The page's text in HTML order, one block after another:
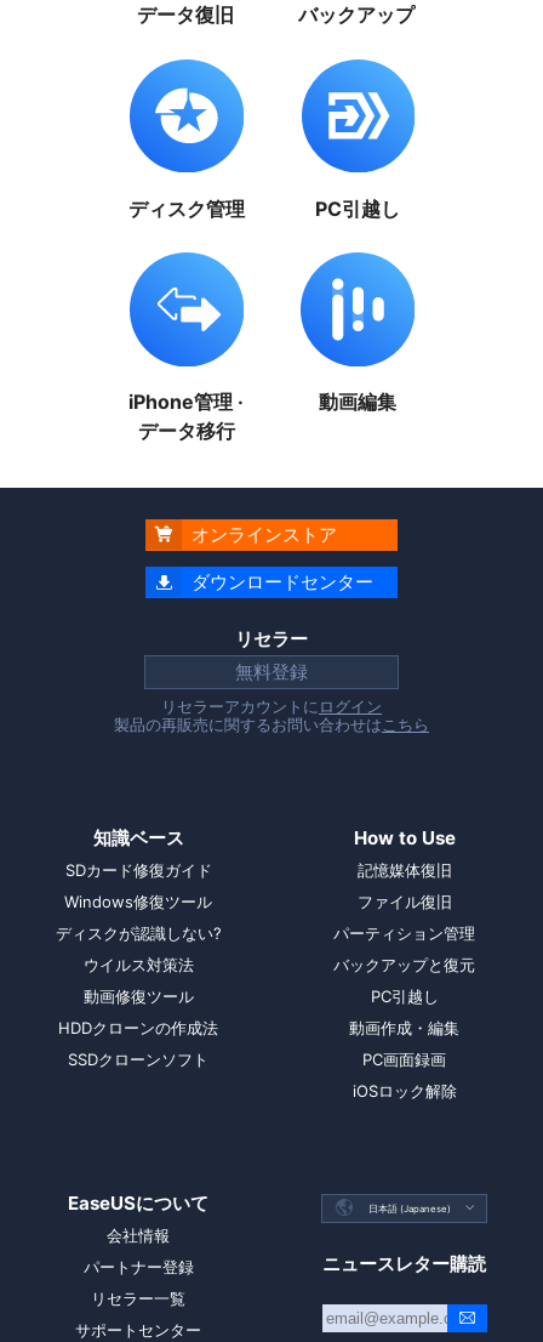
データ復旧 バックアップ
ディスク管理 PC引越し
iPhone管理 ·
データ移行
動画編集
 オンラインストア
 ダウンロードセンター
リセラー
無料登録
リセラーアカウントに ログイン
製品の再販売に関するお問い合わせは こちら
知識ベース
SDカード修復ガイド
Windows修復ツール
ディスクが認識しない?
ウイルス対策法
動画修復ツール
HDDクローンの作成法
SSDクローンソフト
How to Use
記憶媒体復旧
ファイル復旧
パーティション管理
バックアップと復元
PC引越し
動画作成・編集
PC画面録画
iOSロック解除
EaseUSについて
会社情報
パートナー登録
リセラー一覧
サポートセンター
 日本語 (Japanese) 
ニュースレター購読